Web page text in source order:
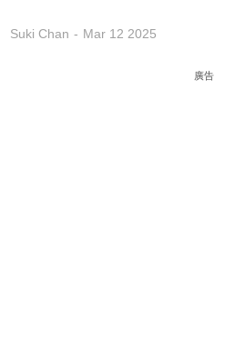
Suki Chan Mar 12 2025
廣告